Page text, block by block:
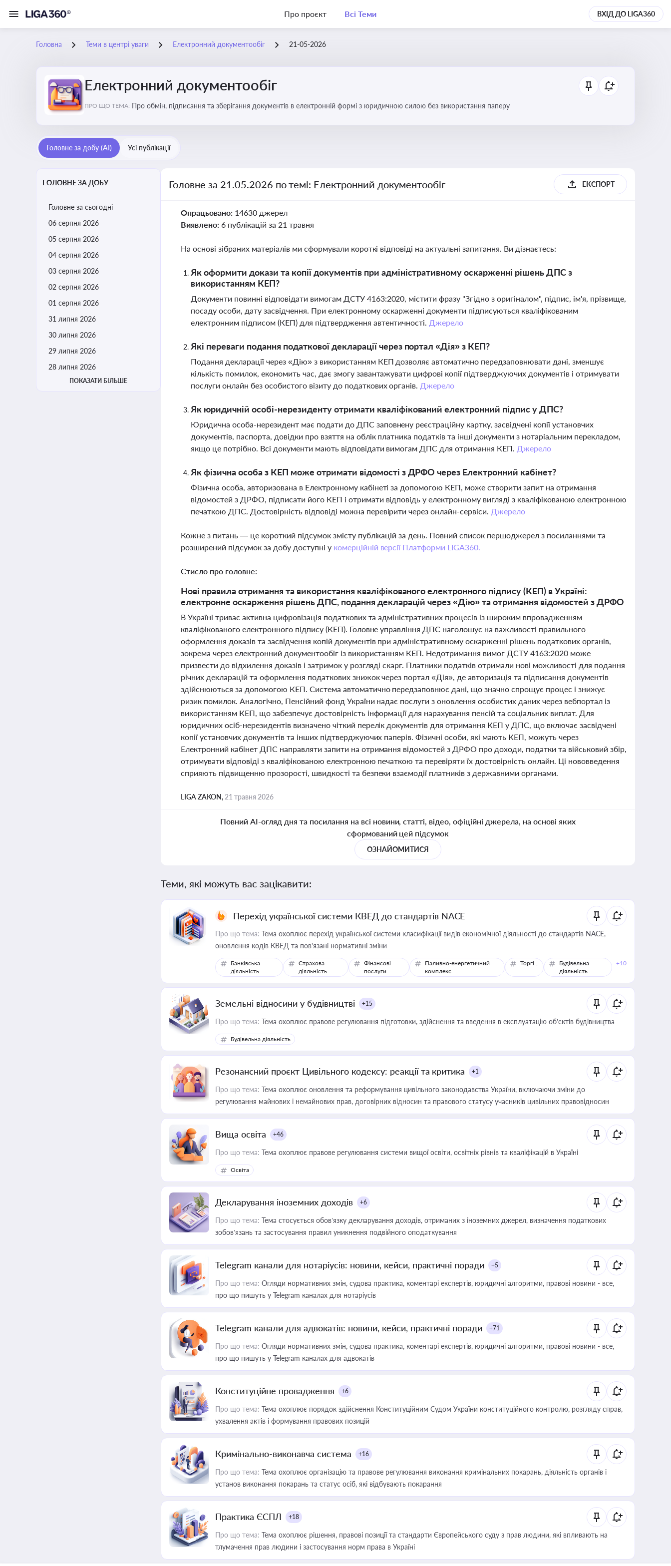
Про проєкт Всі Теми ВХІД ДО LIGA360
Головна Теми в центрі уваги Електронний документообіг 21-05-2026
Електронний документообіг
ПРО ЩО ТЕМА: Про обмін, підписання та зберігання документів в електронній формі з юридичною силою без використання паперу
Головне за добу (AI) Усі публікації
ГОЛОВНЕ ЗА ДОБУ
Головне за сьогодні
06 серпня 2026
05 серпня 2026
04 серпня 2026
03 серпня 2026
02 серпня 2026
01 серпня 2026
31 липня 2026
30 липня 2026
29 липня 2026
28 липня 2026
ПОКАЗАТИ БІЛЬШЕ
Головне за 21.05.2026 по темі: Електронний документообіг ЕКСПОРТ
Опрацьовано: 14630 джерел
Виявлено: 6 публікацій за 21 травня
На основі зібраних матеріалів ми сформували короткі відповіді на актуальні запитання. Ви дізнаєтесь:
Як оформити докази та копії документів при адміністративному оскарженні рішень ДПС з
використанням КЕП?
Документи повинні відповідати вимогам ДСТУ 4163:2020, містити фразу "Згідно з оригіналом", підпис, ім'я, прізвище,
посаду особи, дату засвідчення. При електронному оскарженні документи підписуються кваліфікованим
електронним підписом (КЕП) для підтвердження автентичності. Джерело
Які переваги подання податкової декларації через портал «Дія» з КЕП?
Подання декларації через «Дію» з використанням КЕП дозволяє автоматично передзаповнювати дані, зменшує
кількість помилок, економить час, дає змогу завантажувати цифрові копії підтверджуючих документів і отримувати
послуги онлайн без особистого візиту до податкових органів. Джерело
Як юридичній особі-нерезиденту отримати кваліфікований електронний підпис у ДПС?
Юридична особа-нерезидент має подати до ДПС заповнену реєстраційну картку, засвідчені копії установчих
документів, паспорта, довідки про взяття на облік платника податків та інші документи з нотаріальним перекладом,
якщо це потрібно. Всі документи мають відповідати вимогам ДПС для отримання КЕП. Джерело
Як фізична особа з КЕП може отримати відомості з ДРФО через Електронний кабінет?
Фізична особа, авторизована в Електронному кабінеті за допомогою КЕП, може створити запит на отримання
відомостей з ДРФО, підписати його КЕП і отримати відповідь у електронному вигляді з кваліфікованою електронною
печаткою ДПС. Достовірність відповіді можна перевірити через онлайн-сервіси. Джерело
Кожне з питань — це короткий підсумок змісту публікацій за день. Повний список першоджерел з посиланнями та
розширений підсумок за добу доступні у комерційній версії Платформи LIGA360.
Стисло про головне:
Нові правила отримання та використання кваліфікованого електронного підпису (КЕП) в Україні:
електронне оскарження рішень ДПС, подання декларацій через «Дію» та отримання відомостей з ДРФО
В Україні триває активна цифровізація податкових та адміністративних процесів із широким впровадженням
кваліфікованого електронного підпису (КЕП). Головне управління ДПС наголошує на важливості правильного
оформлення доказів та засвідчення копій документів при адміністративному оскарженні рішень податкових органів,
зокрема через електронний документообіг із використанням КЕП. Недотримання вимог ДСТУ 4163:2020 може
призвести до відхилення доказів і затримок у розгляді скарг. Платники податків отримали нові можливості для подання
річних декларацій та оформлення податкових знижок через портал «Дія», де авторизація та підписання документів
здійснюються за допомогою КЕП. Система автоматично передзаповнює дані, що значно спрощує процес і знижує
ризик помилок. Аналогічно, Пенсійний фонд України надає послуги з оновлення особистих даних через вебпортал із
використанням КЕП, що забезпечує достовірність інформації для нарахування пенсій та соціальних виплат. Для
юридичних осіб-нерезидентів визначено чіткий перелік документів для отримання КЕП у ДПС, що включає засвідчені
копії установчих документів та інших підтверджуючих паперів. Фізичні особи, які мають КЕП, можуть через
Електронний кабінет ДПС направляти запити на отримання відомостей з ДРФО про доходи, податки та військовий збір,
отримувати відповіді з кваліфікованою електронною печаткою та перевіряти їх достовірність онлайн. Ці нововведення
сприяють підвищенню прозорості, швидкості та безпеки взаємодії платників з державними органами.
LIGA ZAKON, 21 травня 2026
Повний AI-огляд дня та посилання на всі новини, статті, відео, офіційні джерела, на основі яких
сформований цей підсумок
ОЗНАЙОМИТИСЯ
Теми, які можуть вас зацікавити:
Перехід української системи КВЕД до стандартів NACE
Про що тема: Тема охоплює перехід української системи класифікації видів економічної діяльності до стандартів NACE,
оновлення кодів КВЕД та пов'язані нормативні зміни
Банківська
діяльність
Страхова
діяльність
Фінансові
послуги
Паливно-енергетичний
комплекс
Торгівля
Будівельна
діяльність
+10
Земельні відносини у будівництві +15
Про що тема: Тема охоплює правове регулювання підготовки, здійснення та введення в експлуатацію об’єктів будівництва
Будівельна діяльність
Резонансний проєкт Цивільного кодексу: реакції та критика +1
Про що тема: Тема охоплює оновлення та реформування цивільного законодавства України, включаючи зміни до
регулювання майнових і немайнових прав, договірних відносин та правового статусу учасників цивільних правовідносин
Вища освіта +46
Про що тема: Тема охоплює правове регулювання системи вищої освіти, освітніх рівнів та кваліфікацій в Україні
Освіта
Декларування іноземних доходів +6
Про що тема: Тема стосується обов’язку декларування доходів, отриманих з іноземних джерел, визначення податкових
зобов’язань та застосування правил уникнення подвійного оподаткування
Telegram канали для нотаріусів: новини, кейси, практичні поради +5
Про що тема: Огляди нормативних змін, судова практика, коментарі експертів, юридичні алгоритми, правові новини - все,
про що пишуть у Telegram каналах для нотаріусів
Telegram канали для адвокатів: новини, кейси, практичні поради +71
Про що тема: Огляди нормативних змін, судова практика, коментарі експертів, юридичні алгоритми, правові новини - все,
про що пишуть у Telegram каналах для адвокатів
Конституційне провадження +6
Про що тема: Тема охоплює порядок здійснення Конституційним Судом України конституційного контролю, розгляду справ,
ухвалення актів і формування правових позицій
Кримінально-виконавча система +16
Про що тема: Тема охоплює організацію та правове регулювання виконання кримінальних покарань, діяльність органів і
установ виконання покарань та статус осіб, які відбувають покарання
Практика ЄСПЛ +18
Про що тема: Тема охоплює рішення, правові позиції та стандарти Європейського суду з прав людини, які впливають на
тлумачення прав людини і застосування норм права в Україні